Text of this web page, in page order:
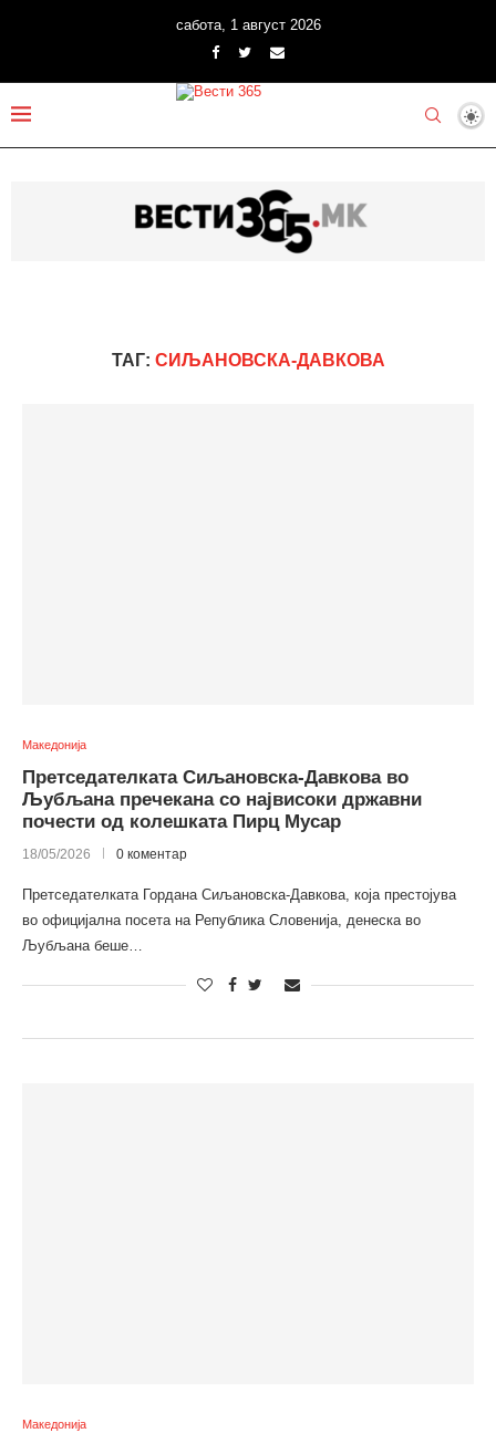
сабота, 1 август 2026
ТАГ: СИЉАНОВСКА-ДАВКОВА
Македонија
Претседателката Сиљановска-Давкова во
Љубљана пречекана со највисоки државни
почести од колешката Пирц Мусар
18/05/2026 0 коментар
Претседателката Гордана Сиљановска-Давкова, која престојува
во официјална посета на Република Словенија, денеска во
Љубљана беше…
Македонија